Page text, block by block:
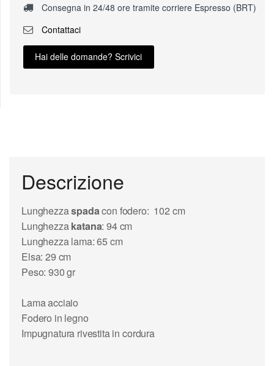
Consegna in 24/48 ore tramite corriere Espresso (BRT)
Contattaci
Hai delle domande? Scrivici
Descrizione
Lunghezzaspadacon fodero: 102 cm
Lunghezzakatana: 94 cm
Lunghezza lama: 65 cm
Elsa: 29 cm
Peso: 930 gr
Lama acciaio
Fodero in legno
Impugnatura rivestita in cordura